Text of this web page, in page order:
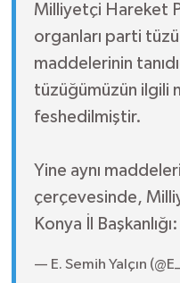
Milliyetçi Hareket
organları parti
maddelerinin
tüzüğümüzün ilgili
feshedilmiştir.
Yine aynı
çerçevesinde,
Konya İl Başkanlığı:
— E. Semih Yalçın